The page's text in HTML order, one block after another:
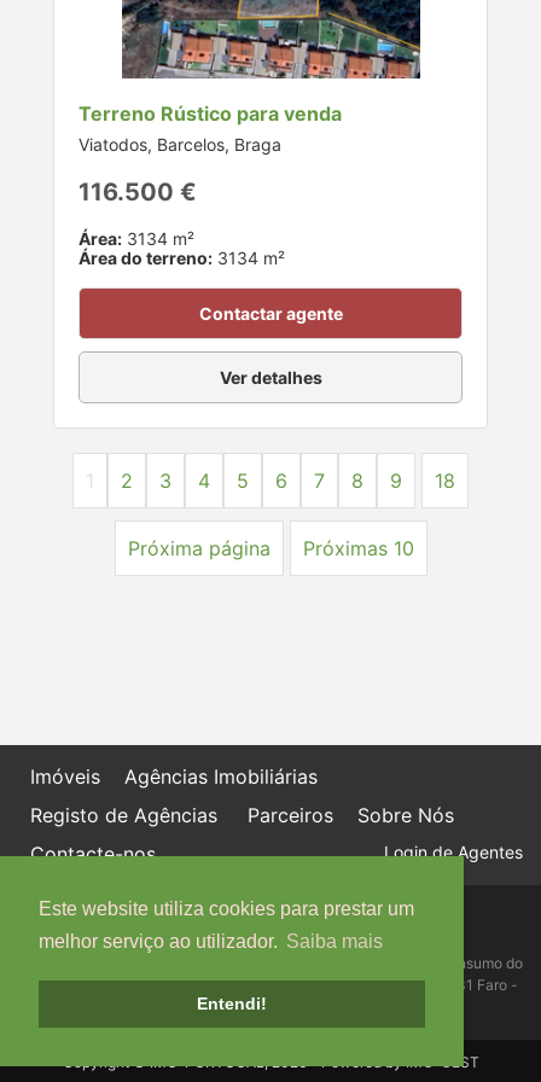
Este website utiliza cookies para prestar um
melhor serviço ao utilizador. Saiba mais
Entendi!
Terreno Rústico para venda
Viatodos, Barcelos, Braga
116.500 €
Área: 3134 m²
Área do terreno: 3134 m²
Contactar agente
Ver detalhes
1 2 3 4 5 6 7 8 9 18
Próxima página Próximas 10
Imóveis
Agências Imobiliárias
Registo de Agências
Parceiros
Sobre Nós
Contacte-nos
Login de Agentes
Política de proteção de dados
Livro de Reclamações online
Centro de Informação, Mediação e Arbitragem de Conflitos de Consumo do
Algarve - Edifício Ninho de Empresas, Estrada da Penha, 8005-131 Faro -
Telefone: 289 823 135 cimaal@mail.telepac.pt
IMO-GEST